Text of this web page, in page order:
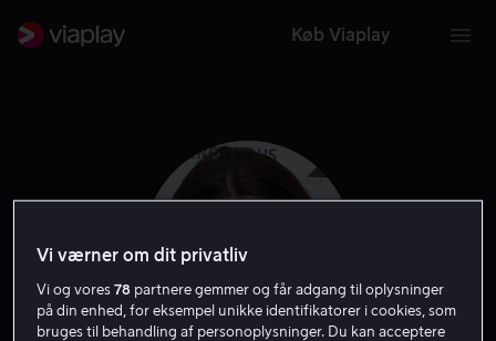
Køb Viaplay
Vi værner om dit privatliv
Vi og vores78 partnere gemmer og får adgang til oplysninger
på din enhed, for eksempel unikke identifikatorer i cookies, som
bruges til behandling af personoplysninger. Du kan acceptere